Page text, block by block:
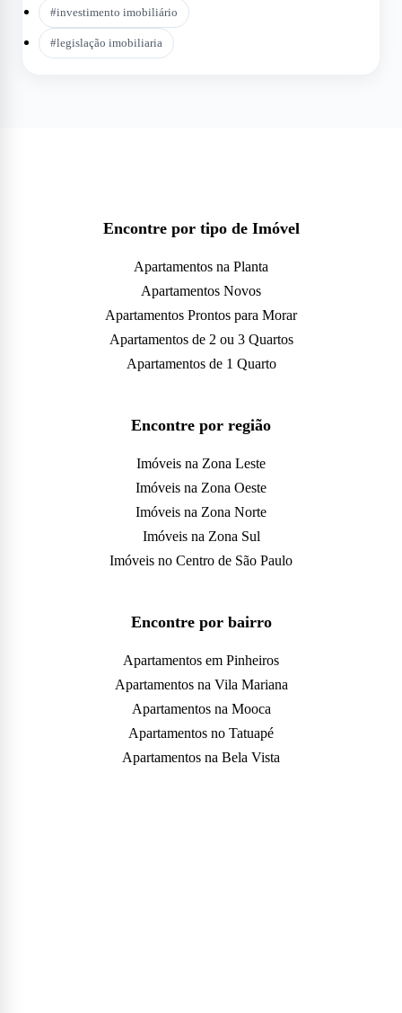
#investimento imobiliário
#legislação imobiliaria
Encontre por tipo de Imóvel
Apartamentos na Planta
Apartamentos Novos
Apartamentos Prontos para Morar
Apartamentos de 2 ou 3 Quartos
Apartamentos de 1 Quarto
Encontre por região
Imóveis na Zona Leste
Imóveis na Zona Oeste
Imóveis na Zona Norte
Imóveis na Zona Sul
Imóveis no Centro de São Paulo
Encontre por bairro
Apartamentos em Pinheiros
Apartamentos na Vila Mariana
Apartamentos na Mooca
Apartamentos no Tatuapé
Apartamentos na Bela Vista